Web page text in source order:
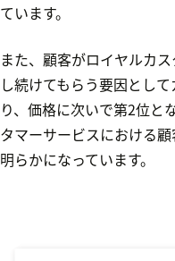
ています。
また、顧客がロイヤルカ
し続けてもらう要因とし
り、価格に次いで第2位と
タマーサービスにおける
明らかになっています。